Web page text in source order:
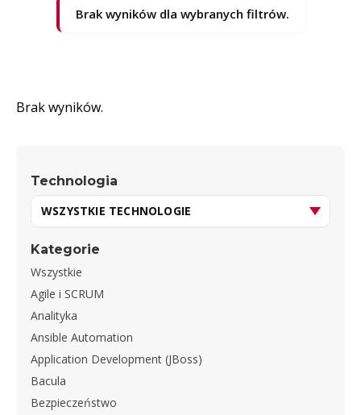
Brak wyników dla wybranych filtrów.
Brak wyników.
Technologia
Kategorie
Wszystkie
Agile i SCRUM
Analityka
Ansible Automation
Application Development (JBoss)
Bacula
Bezpieczeństwo